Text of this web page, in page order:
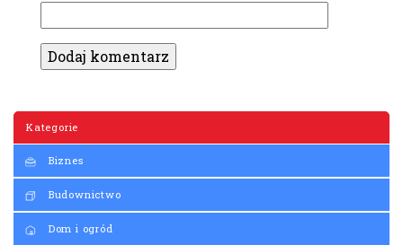
Kategorie
Biznes
Budownictwo
Dom i ogród